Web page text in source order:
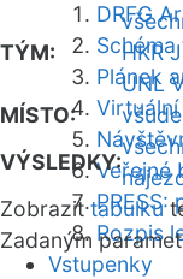
DRFG
Plánek
Veřejné
PRESS:
Rozpis
Vstupenky
TÝM:
HKR
UNL
MÍSTO:
všude
VÝSLEDKY:
Zobrazittabulku
Zadaným